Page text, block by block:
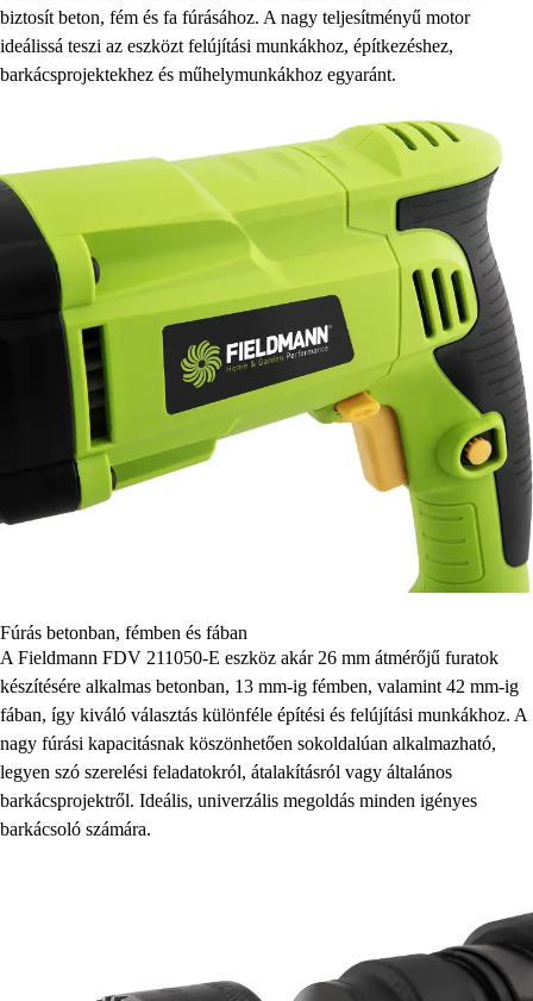
biztosít beton, fém és fa fúrásához. A nagy teljesítményű motor
ideálissá teszi az eszközt felújítási munkákhoz, építkezéshez,
barkácsprojektekhez és műhelymunkákhoz egyaránt.
Fúrás betonban, fémben és fában
A Fieldmann FDV 211050-E eszköz akár 26 mm átmérőjű furatok
készítésére alkalmas betonban, 13 mm-ig fémben, valamint 42 mm-ig
fában, így kiváló választás különféle építési és felújítási munkákhoz. A
nagy fúrási kapacitásnak köszönhetően sokoldalúan alkalmazható,
legyen szó szerelési feladatokról, átalakításról vagy általános
barkácsprojektről. Ideális, univerzális megoldás minden igényes
barkácsoló számára.